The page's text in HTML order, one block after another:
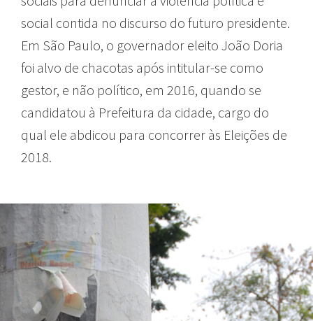
social contida no discurso do futuro presidente.
Em São Paulo, o governador eleito João Doria
foi alvo de chacotas após intitular-se como
gestor, e não político, em 2016, quando se
candidatou à Prefeitura da cidade, cargo do
qual ele abdicou para concorrer às Eleições de
2018.